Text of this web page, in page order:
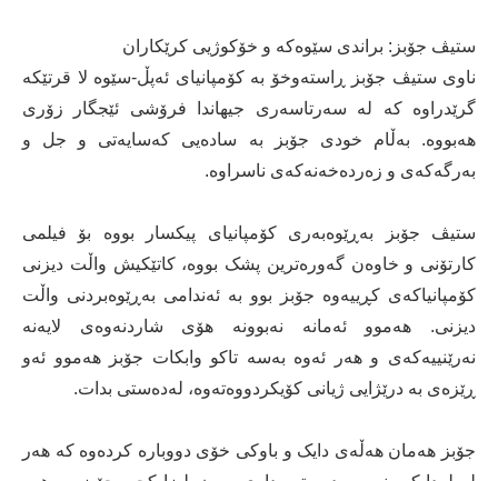
ستیڤ جۆبز: براندی سێوەکە و خۆکوژیی کرێکاران
ناوی ستیڤ جۆبز ڕاستەوخۆ بە کۆمپانیای ئەپڵ-سێوە لا قرتێکە
گرێدراوە کە لە سەرتاسەری جیهاندا فرۆشی ئێجگار زۆری
هەبووە. بەڵام خودی جۆبز بە سادەیی کەسایەتی و جل و
بەرگەکەی و زەردەخەنەکەی ناسراوە.
ستیڤ جۆبز بەڕێوەبەری کۆمپانیای پیکسار بووە بۆ فیلمی
کارتۆنی و خاوەن گەورەترین پشک بووە، کاتێکیش واڵت دیزنی
کۆمپانیاکەی کڕییەوە جۆبز بوو بە ئەندامی بەڕێوەبردنی واڵت
دیزنی. هەموو ئەمانە نەبوونە هۆی شاردنەوەی لایەنە
نەرێنییەکەی و هەر ئەوە بەسە تاکو وابکات جۆبز هەموو ئەو
ڕێزەی بە درێژایی ژیانی کۆیکردووەتەوە، لەدەستی بدات.
جۆبز هەمان هەڵەی دایک و باوکی خۆی دووبارە کردەوە کە هەر